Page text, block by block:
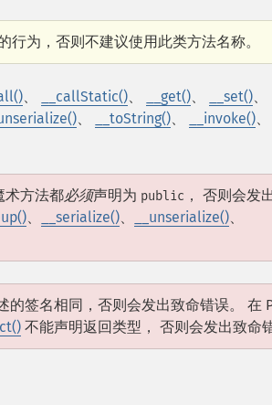
行为，否则不建议使用此类方法名称。
、 __callStatic()、 __get()、 __set()、
、 __toString()、 __invoke()、
术方法都必须声明为 public ， 否则会发
、 __serialize()、 __unserialize()、
签名相同，否则会发出致命错误。 在
不能声明返回类型， 否则会发出致命